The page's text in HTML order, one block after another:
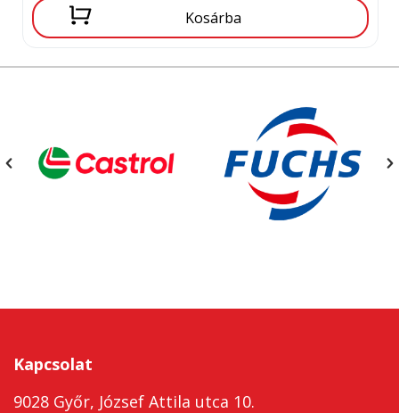
Kosárba
Kapcsolat
9028 Győr, József Attila utca 10.